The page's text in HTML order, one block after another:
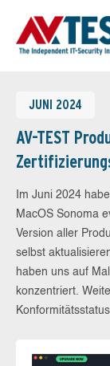
JUNI 2024
AV-TEST
Im Juni 2024
MacOS Sonoma
Version aller
selbst
haben uns auf
konzentriert.